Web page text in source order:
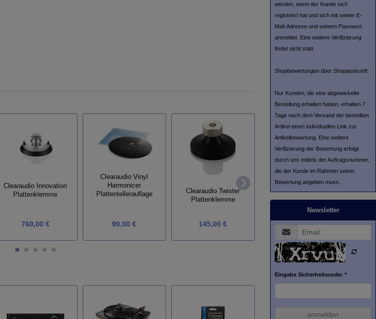
Clearaudio Innovation
Plattenklemme
760,00 €
Clearaudio Vinyl
Harmonicer
Plattentellerauflage
90,00 €
Clearaudio Twister
Plattenklemme
145,00 € 59,00 €
werden, wenn der Kunde sich
registriert hat und sich mit seiner E-
Mail-Adresse und seinem Passwort
anmeldet. Eine weitere Verifizierung
findet nicht statt.
Shopbewertungen über Shopauskunft:
Nur Kunden, die eine abgewickelte
Bestellung erhalten haben, erhalten 7
Tage nach dem Versand der bestellten
Artikel einen individuellen Link zur
Artikelbewertung. Eine weitere
Verifizierung der Bewertung erfolgt
durch uns mittels der Auftragsnummer,
die der Kunde im Rahmen seiner
Bewertung angeben muss.
Newsletter
Eingabe Sicherheitscode: *
anmelden